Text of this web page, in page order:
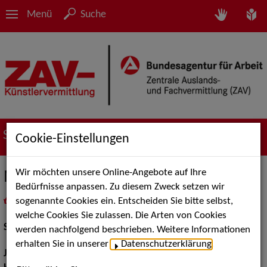
Menü Suche
Suche nach Künstler*innen
Michael Schneider
als PDF speichern
inMeine Merklistelegen
Schauspiel:Bühne
Jahrgang:
Cookie-Einstellungen
Wir möchten unsere Online-Angebote auf Ihre
Bedürfnisse anpassen. Zu diesem Zweck setzen wir
sogenannte Cookies ein. Entscheiden Sie bitte selbst,
welche Cookies Sie zulassen. Die Arten von Cookies
werden nachfolgend beschrieben. Weitere Informationen
erhalten Sie in unserer
Datenschutzerklärung